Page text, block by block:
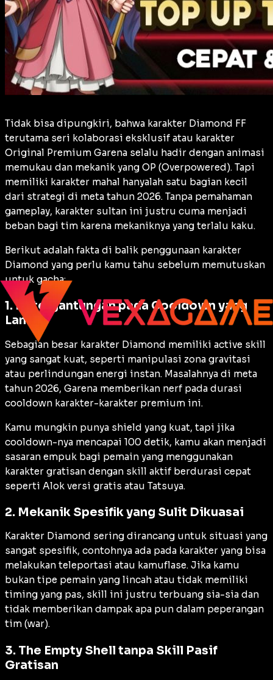
Tidak bisa dipungkiri, bahwa karakter Diamond FF
terutama seri kolaborasi eksklusif atau karakter
Original Premium Garena selalu hadir dengan animasi
memukau dan mekanik yang OP (Overpowered ). Tapi
memiliki karakter mahal hanyalah satu bagian kecil
dari strategi di meta tahun 2026. Tanpa pemahaman
gameplay, karakter sultan ini justru cuma menjadi
beban bagi tim karena mekaniknya yang terlalu kaku.
Berikut adalah fakta di balik penggunaan karakter
Diamond yang perlu kamu tahu sebelum memutuskan
untuk gacha:
1. Ketergantungan pada Cooldown yang
Lama
Sebagian besar karakter Diamond memiliki active skill
yang sangat kuat, seperti manipulasi zona gravitasi
atau perlindungan energi instan. Masalahnya di meta
tahun 2026, Garena memberikan nerf pada durasi
cooldown karakter-karakter premium ini.
Kamu mungkin punya shield yang kuat, tapi jika
cooldown-nya mencapai 100 detik, kamu akan menjadi
sasaran empuk bagi pemain yang menggunakan
karakter gratisan dengan skill aktif berdurasi cepat
seperti Alok versi gratis atau Tatsuya.
2. Mekanik Spesifik yang Sulit Dikuasai
Karakter Diamond sering dirancang untuk situasi yang
sangat spesifik, contohnya ada pada karakter yang bisa
melakukan teleportasi atau kamuflase. Jika kamu
bukan tipe pemain yang lincah atau tidak memiliki
timing yang pas, skill ini justru terbuang sia-sia dan
tidak memberikan dampak apa pun dalam peperangan
tim (war).
3. The Empty Shell tanpa Skill Pasif
Gratisan